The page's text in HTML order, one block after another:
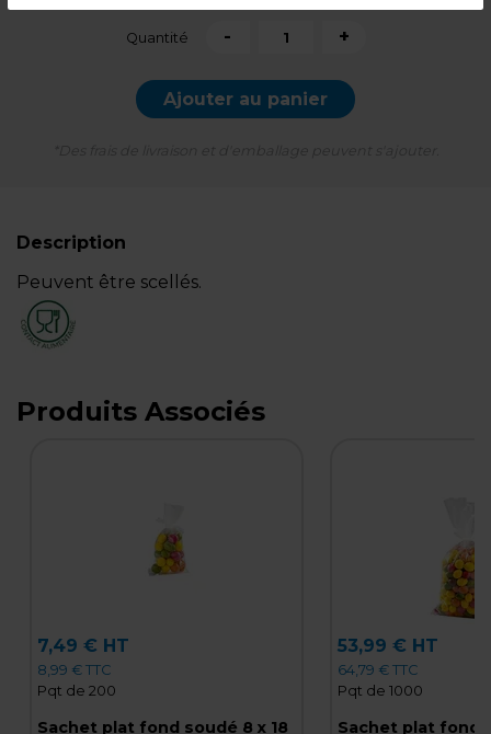
Quantité - +
Ajouter au panier
Description
Peuvent être scellés.
Produits Associés
7,49 € HT
8,99 € TTC
Pqt de 200
Sachet plat fond soudé 8 x 18
53,99 € HT
64,79 € TTC
Pqt de 1000
Sachet plat fond